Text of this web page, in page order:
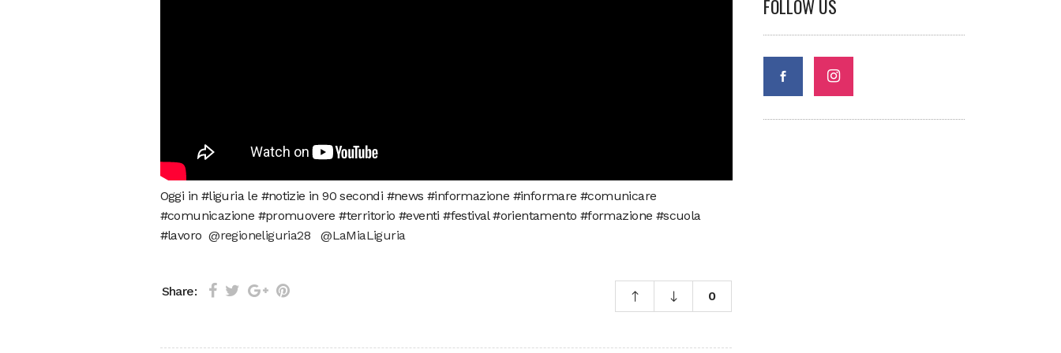
Oggi in #liguria le #notizie in 90 secondi #news #informazione #informare #comunicare
#comunicazione #promuovere #territorio #eventi #festival #orientamento #formazione #scuola
#lavoro @regioneliguria28 @LaMiaLiguria
Share: 0
FOLLOW US